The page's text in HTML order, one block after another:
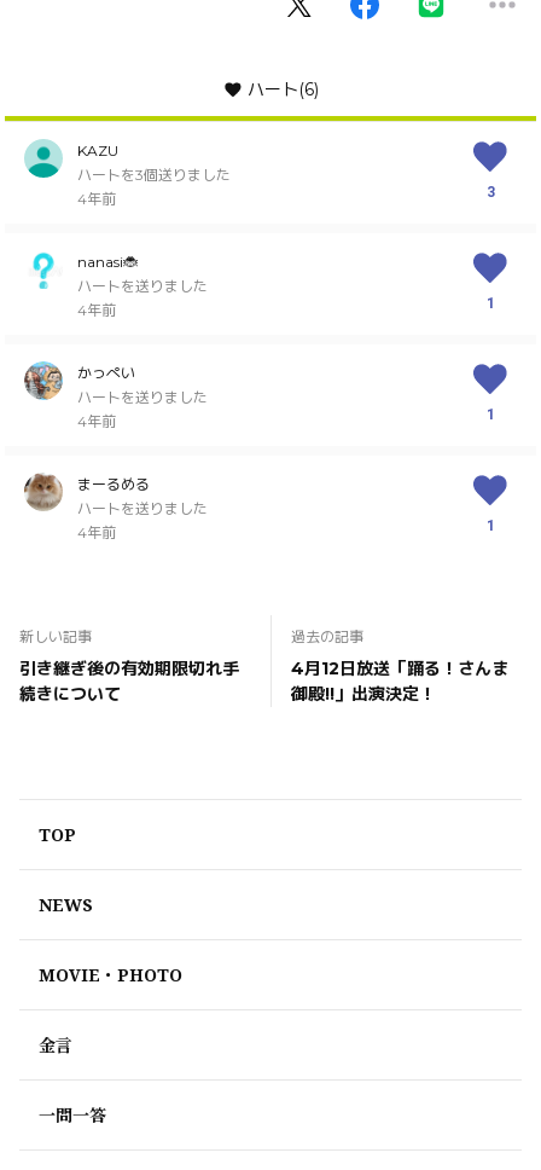
ハート(6)
KAZU
ハートを3個送りました
4年前
3
nanasi🐞
ハートを送りました
4年前
1
かっぺい
ハートを送りました
4年前
1
まーるめる
ハートを送りました
4年前
1
新しい記事
引き継ぎ後の有効期限切れ手
続きについて
過去の記事
4月12日放送「踊る！さんま
御殿!!」出演決定！
TOP
NEWS
MOVIE・PHOTO
金言
一問一答